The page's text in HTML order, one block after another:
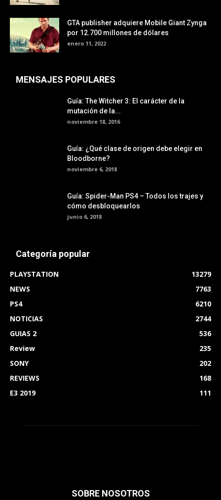
GTA publisher adquiere Mobile Giant Zynga
por 12.700 millones de dólares
enero 11, 2022
MENSAJES POPULARES
Guía: The Witcher 3: El carácter de la
mutación de la...
noviembre 18, 2016
Guía: ¿Qué clase de origen debe elegir en
Bloodborne?
noviembre 6, 2018
Guía: Spider-Man PS4 – Todos los trajes y
cómo desbloquearlos
junio 6, 2018
Categoría popular
PLAYSTATION
13279
NEWS
7763
PS4
6210
NOTICIAS
2744
GUIAS 2
536
Review
235
SONY
202
REVIEWS
168
E3 2019
111
SOBRE NOSOTROS